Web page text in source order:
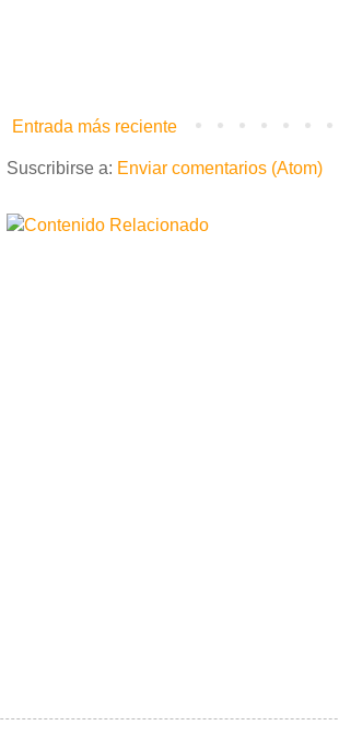
Entrada más reciente
Suscribirse a: Enviar comentarios (Atom)